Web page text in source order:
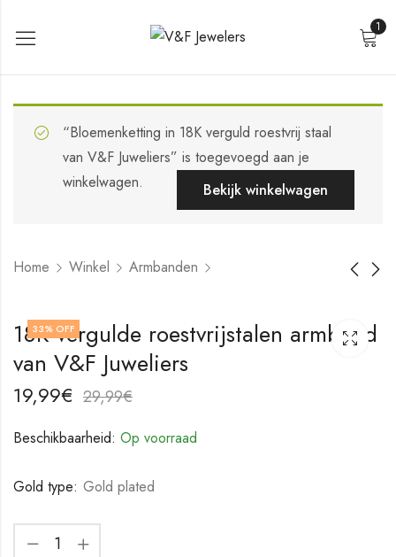
1
“Bloemenketting in 18K verguld roestvrij staal
van V&F Juweliers” is toegevoegd aan je
winkelwagen.
Bekijk winkelwagen
Home Winkel Armbanden
18K vergulde
roestvrijstalen
18K vergulde
roestvrijstalen
33% OFF
18K vergulde roestvrijstalen armband
van V&F Juweliers
19,99€ 29,99€
Beschikbaarheid: Op voorraad
Gold type: Gold plated